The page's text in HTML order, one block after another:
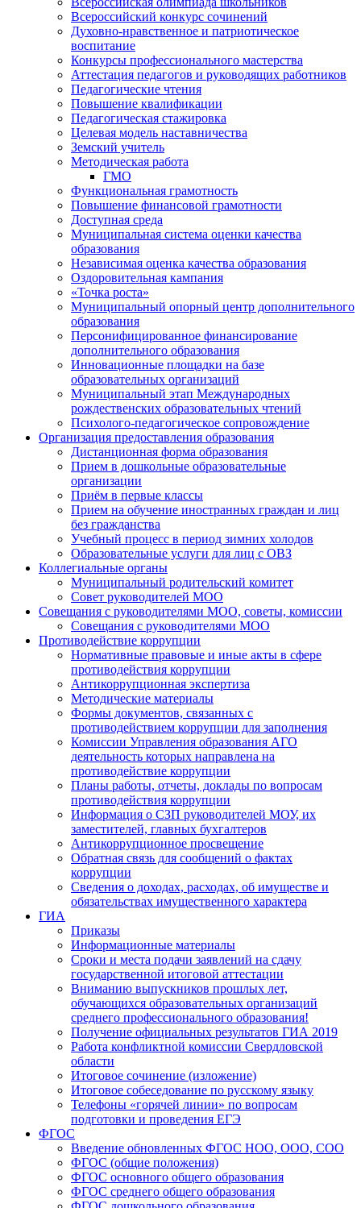
Всероссийский конкурс сочинений
Духовно-нравственное и патриотическое
воспитание
Конкурсы профессионального мастерства
Аттестация педагогов и руководящих работников
Педагогические чтения
Повышение квалификации
Педагогическая стажировка
Целевая модель наставничества
Земский учитель
Методическая работа
ГМО
Функциональная грамотность
Повышение финансовой грамотности
Доступная среда
Муниципальная система оценки качества
образования
Независимая оценка качества образования
Оздоровительная кампания
«Точка роста»
Муниципальный опорный центр дополнительного
образования
Персонифицированное финансирование
дополнительного образования
Инновационные площадки на базе
образовательных организаций
Муниципальный этап Международных
рождественских образовательных чтений
Психолого-педагогическое сопровождение
Организация предоставления образования
Дистанционная форма образования
Прием в дошкольные образовательные
организации
Приём в первые классы
Прием на обучение иностранных граждан и лиц
без гражданства
Учебный процесс в период зимних холодов
Образовательные услуги для лиц с ОВЗ
Коллегиальные органы
Муниципальный родительский комитет
Совет руководителей МОО
Совещания с руководителями МОО, советы, комиссии
Совещания с руководителями МОО
Противодействие коррупции
Нормативные правовые и иные акты в сфере
противодействия коррупции
Антикоррупционная экспертиза
Методические материалы
Формы документов, связанных с
противодействием коррупции для заполнения
Комиссии Управления образования АГО
деятельность которых направлена на
противодействие коррупции
Планы работы, отчеты, доклады по вопросам
противодействия коррупции
Информация о СЗП руководителей МОУ, их
заместителей, главных бухгалтеров
Антикоррупционное просвещение
Обратная связь для сообщений о фактах
коррупции
Сведения о доходах, расходах, об имуществе и
обязательствах имущественного характера
ГИА
Приказы
Информационные материалы
Сроки и места подачи заявлений на сдачу
государственной итоговой аттестации
Вниманию выпускников прошлых лет,
обучающихся образовательных организаций
среднего профессионального образования!
Получение официальных результатов ГИА 2019
Работа конфликтной комиссии Свердловской
области
Итоговое сочинение (изложение)
Итоговое собеседование по русскому языку
Телефоны «горячей линии» по вопросам
подготовки и проведения ЕГЭ
ФГОС
Введение обновленных ФГОС НОО, ООО, СОО
ФГОС (общие положения)
ФГОС основного общего образования
ФГОС среднего общего образования